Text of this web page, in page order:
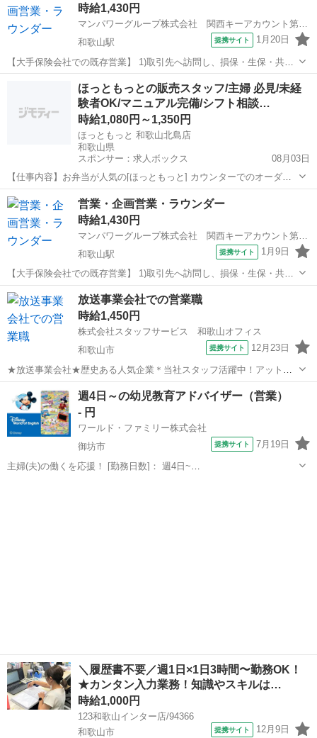
支払依頼および手続き‥など。 ※週...
時給1,430円
和歌山駅
提携サイト 1月20日
【大手保険会社での既存営業】 1)取引先へ訪問し、損保・生保・共済
等お客さまからの依頼書類のお預かり 2)調査員に保険調査依頼 3)打合
せ・指示の伝達業務 4)調査報告書の資料作成・データ入力 【男女比】
和歌山駅 営業
ほっともっとの販売スタッフ/主婦 必見/未経
験者OK/マニュアル完備/シフト相談…
時給1,080円～1,350円
ほっともっと 和歌山北島店
和歌山県
スポンサー：求人ボックス
08月03日
【仕事内容】お弁当が人気の[ほっともっと] カウンターでのオーダー
対応を担当 家庭と仕事の両立を実現できる職場 [この魅力にご注目 ]
勤務日はお弁当半額+ドリンク無料 家事の合間に シフト相談OK 未経
験者安心 動画マニュアルあ...
アルバイト・パート
営業・企画営業・ラウンダー
時給1,430円
和歌山駅
提携サイト 1月9日
【大手保険会社での既存営業】 1)取引先へ訪問し、損保・生保・共済
等お客さまからの依頼書類のお預かり 2)調査員に保険調査依頼 3)打合
せ・指示の伝達業務 4)調査報告書の資料作成・データ入力 【男女比】
1：2 【配属...
和歌山 和歌山市 和歌山駅 営業
放送事業会社での営業職
時給1,450円
株式会社スタッフサービス 和歌山オフィス
和歌山市
提携サイト 12月23日
★放送事業会社★歴史ある人気企業＊当社スタッフ活躍中！アットホ
ームな環境です♪ 【お仕事の内容】受信契約の締結、受信契約者
の転入に伴う住所変更の勧奨および手続き、受信料の未収者に対する
支払依頼および手続き‥など。 ※週...
和歌山市
週4日～の幼児教育アドバイザー（営業）
- 円
ワールド・ファミリー株式会社
御坊市
提携サイト 7月19日
主婦(夫)の働くを応援！ [勤務日数]： 週4日~
＼履歴書不要／週1日×1日3時間〜勤務OK！
★カンタン入力業務！知識やスキルは…
時給1,000円
123和歌山インター店/94366
和歌山市
提携サイト 12月9日